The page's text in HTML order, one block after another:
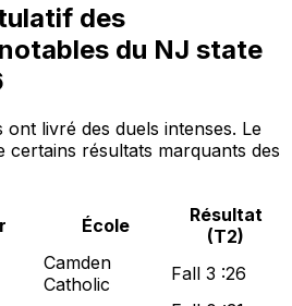
des
du NJ state
ont livré des duels intenses. Le
certains résultats marquants des
École
Résultat
(T2)
Camden
Catholic
Fall 3 :26